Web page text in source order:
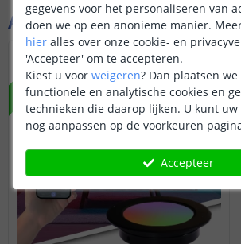
Aanvullende producten
NIEUW
gegevens voor het personaliseren van
doen we op een anonieme manier.
hier alles over onze cookie- en
'Accepteer' om te accepteren.
Kiest u voor weigeren? Dan plaatsen we
functionele en analytische cookies en
technieken die daarop lijken. U kunt
nog aanpassen op de voorkeuren
Accepteer